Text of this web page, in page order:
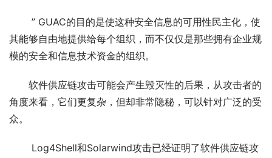
” GUAC的目的是使这种安全信息的可用性民主化，使
其能够自由地提供给每个组织，而不仅仅是那些拥有企业规
模的安全和信息技术资金的组织。
软件供应链攻击可能会产生毁灭性的后果，从攻击者的
角度来看，它们更复杂，但却非常隐秘，可以针对广泛的受
众。
Log4Shell和Solarwind攻击已经证明了软件供应链攻